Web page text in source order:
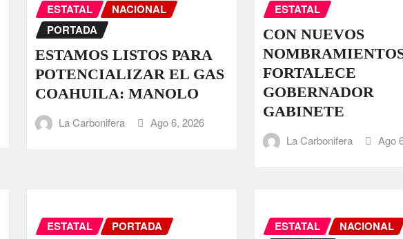
ESTATAL
NACIONAL
PORTADA
ESTAMOS LISTOS PARA
POTENCIALIZAR EL GAS
COAHUILA: MANOLO
La Carbonifera Ago 6, 2026
ESTATAL
CON NUEVOS
FORTALECE
GOBERNADOR
GABINETE
La Carbonifera Ago
ESTATAL PORTADA ESTATAL
NACIONAL